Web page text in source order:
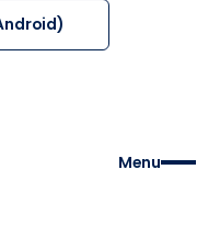
Menu